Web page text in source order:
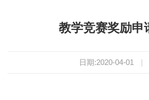
教学竞赛奖励申
日期:2020-04-01 |